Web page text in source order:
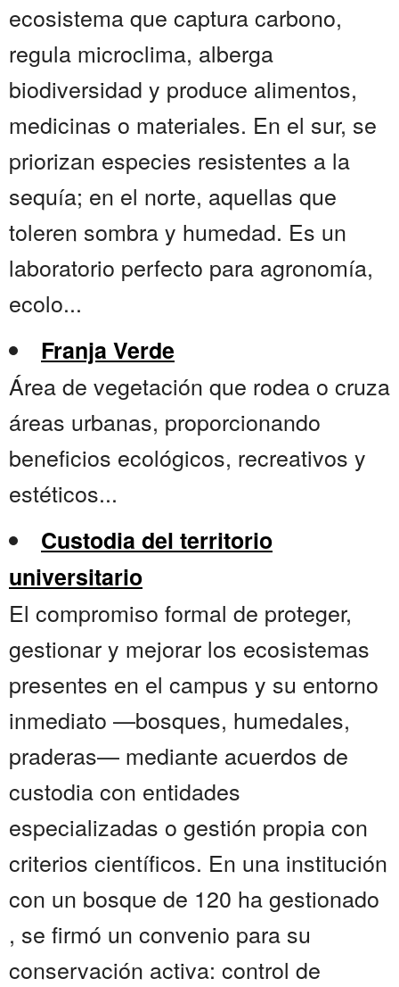
ecosistema que captura carbono,
regula microclima, alberga
biodiversidad y produce alimentos,
medicinas o materiales. En el sur, se
priorizan especies resistentes a la
sequía; en el norte, aquellas que
toleren sombra y humedad. Es un
laboratorio perfecto para agronomía,
ecolo...
Franja Verde
Área de vegetación que rodea o cruza
áreas urbanas, proporcionando
beneficios ecológicos, recreativos y
estéticos...
Custodia del territorio
universitario
El compromiso formal de proteger,
gestionar y mejorar los ecosistemas
presentes en el campus y su entorno
inmediato —bosques, humedales,
praderas— mediante acuerdos de
custodia con entidades
especializadas o gestión propia con
criterios científicos. En una institución
con un bosque de 120 ha gestionado
, se firmó un convenio para su
conservación activa: control de